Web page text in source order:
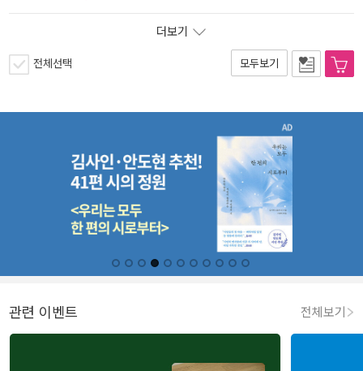
더보기
전체선택 모두보기
관련 이벤트 전체보기